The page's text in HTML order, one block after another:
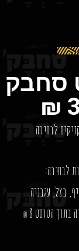
סחבק
לבחירה:
בצל, עגבניה
בתוך הטוסט 8
₪